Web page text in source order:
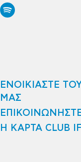
ΕΝΟΙΚΙΑΣΤΕ
ΜΑΣ
Η ΚΑΡΤΑ CLUB